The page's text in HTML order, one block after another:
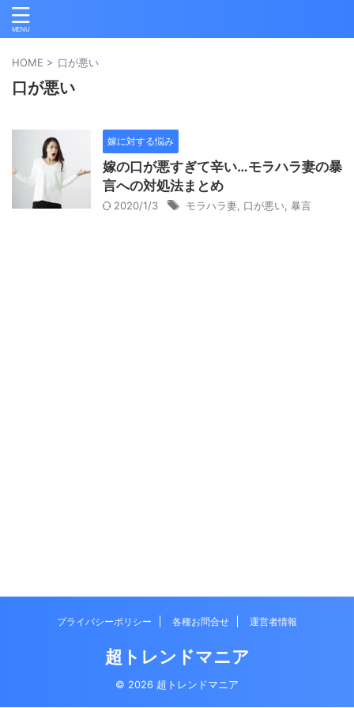
HOME > 口が悪い
口が悪い
嫁に対する悩み
嫁の口が悪すぎて辛い…モラハラ妻の暴
言への対処法まとめ
2020/1/3 モラハラ妻 口が悪い 暴言
プライバシーポリシー 各種お問合せ 運営者情報
超トレンドマニア
© 2026 超トレンドマニア